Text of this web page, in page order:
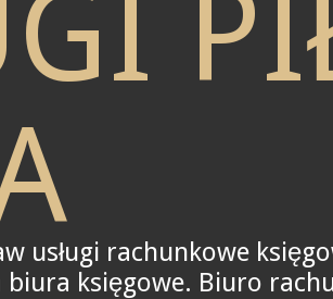
usługi rachunkowe
biura księgowe. Biuro